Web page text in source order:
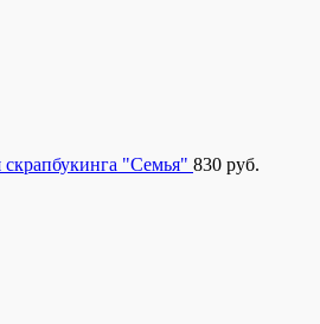
"Семья" 830 руб.